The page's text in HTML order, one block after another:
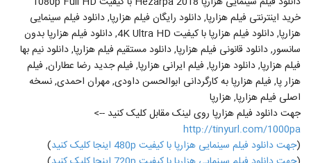
خرید اینترنتی فیلم هزارپا, دانلود رایگان فیلم هزارپا, دانلود فیلم سینمایی
هزارپا, دانلود فیلم هزارپا با کیفیت 4K Ultra HD, دانلود فیلم هزارپا بدون
سانسور, دانلود قانونی فیلم هزارپا, دانلود مستقیم فیلم هزارپا, دانلود نیم بها
فیلم هزارپا, دانلود هزارپا, فیلم ایرانی هزارپا, فیلم جدید رضا عطاران, فیلم
هزار پا, فیلم هزارپا به کارگردانی ابوالحسن داودی, مهران احمدی, نسخه
اصلی فیلم هزارپا, هزارپا
جهت دانلود فیلم هزارپا روی لینک مقابل کلیک کنید -->
http://tinyurl.com/1000pa
(جهت دانلود فیلم سینمایی هزارپا با کیفیت 480p اینجا کلیک کنید
)